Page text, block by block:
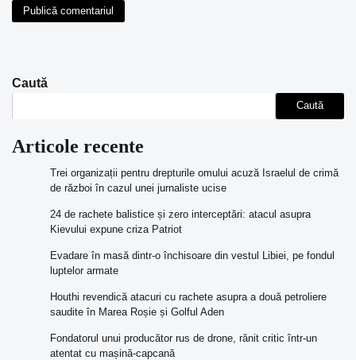
Caută
Caută
Articole recente
Trei organizații pentru drepturile omului acuză Israelul de crimă
de război în cazul unei jurnaliste ucise
24 de rachete balistice și zero interceptări: atacul asupra
Kievului expune criza Patriot
Evadare în masă dintr-o închisoare din vestul Libiei, pe fondul
luptelor armate
Houthi revendică atacuri cu rachete asupra a două petroliere
saudite în Marea Roșie și Golful Aden
Fondatorul unui producător rus de drone, rănit critic într-un
atentat cu mașină-capcană